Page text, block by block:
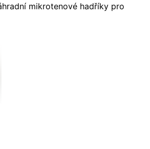
mikrotenové hadříky pro